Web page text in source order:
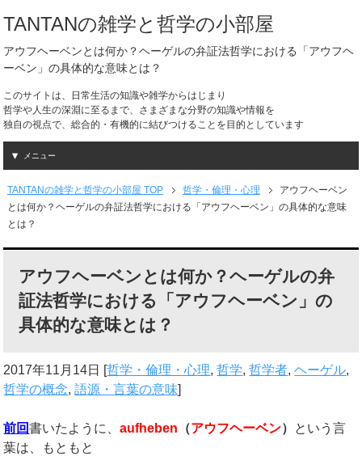
TANTANの雑学と哲学の小部屋
アウフヘーベンとは何か？ヘーゲルの弁証法哲学における「アウフヘ
ーベン」の具体的な意味とは？
このサイトは、日常生活の知識や雑学からはじまり
哲学や人生の深淵に至るまで、さまざまな分野の知識や情報を
独自の視点で、総合的・有機的に結びつけることを目的としています
メニュー
TANTANの雑学と哲学の小部屋 TOP 哲学・倫理・心理
アウフヘーベン
とは何か？ヘーゲルの弁証法哲学における「アウフヘーベン」の具体的な意味
とは？
アウフヘーベンとは何か？ヘーゲルの弁
証法哲学における「アウフヘーベン」の
具体的な意味とは？
2017年11月14日 [哲学・倫理・心理,哲学,哲学者,ヘーゲル,
哲学の概念,語源・言葉の意味]
前回書いたように、aufheben （アウフヘーベン） という言
葉は、もともと